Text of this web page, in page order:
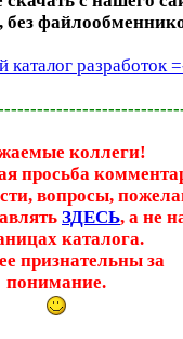
без
разработок
коллеги!
просьба
вопросы,
ЗДЕСЬ, а не
каталога.
признательны за
понимание.